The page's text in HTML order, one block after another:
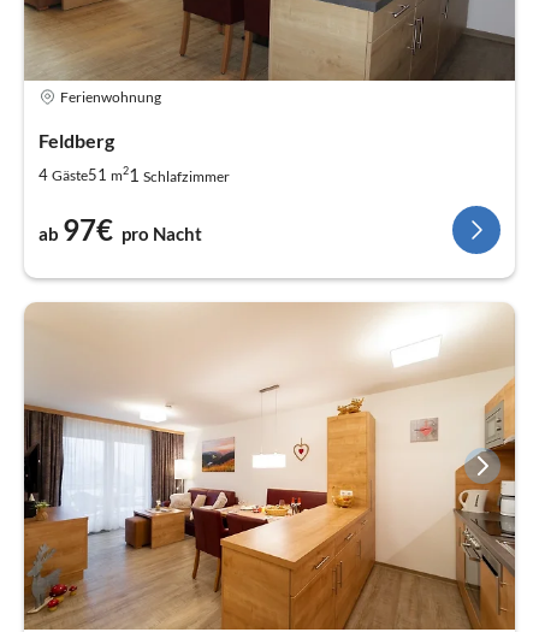
Ferienwohnung
Feldberg
4 Gäste51 m21 Schlafzimmer
ab 97€ pro Nacht